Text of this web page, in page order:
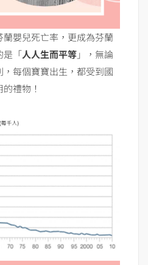
嬰兒死亡率，更成為芬蘭
是「人人生而平等」，無論
每個寶寶出生，都受到國
禮物！